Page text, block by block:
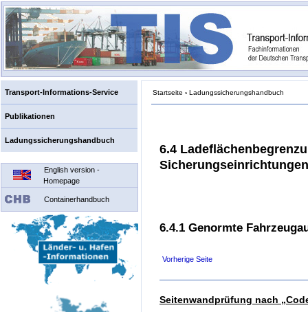
Transport-Informations-Service
Publikationen
Ladungssicherungshandbuch
English version -
Homepage
Containerhandbuch
Startseite › Ladungssicherungshandbuch
6.4
Sicherungseinrichtungen
6.4.1 Genormte
Vorherige Seite
Seitenwandprüfung nach